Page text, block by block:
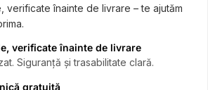
verificate înainte de livrare – te ajutăm
verificate înainte de livrare
Siguranță și trasabilitate clară.
gratuită